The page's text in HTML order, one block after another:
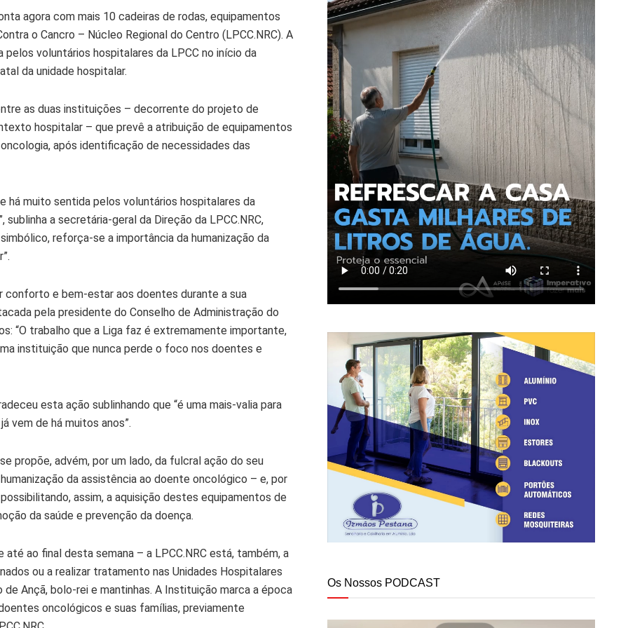
agora com mais 10 cadeiras de rodas, equipamentos
o Cancro – Núcleo Regional do Centro (LPCC.NRC). A
voluntários hospitalares da LPCC no início da
da unidade hospitalar.
as duas instituições – decorrente do projeto de
hospitalar – que prevê a atribuição de equipamentos
após identificação de necessidades das
há muito sentida pelos voluntários hospitalares da
a secretária-geral da Direção da LPCC.NRC,
reforça-se a importância da humanização da
conforto e bem-estar aos doentes durante a sua
pela presidente do Conselho de Administração do
“O trabalho que a Liga faz é extremamente importante,
instituição que nunca perde o foco nos doentes e
esta ação sublinhando que “é uma mais-valia para
vem de há muitos anos”.
propõe, advém, por um lado, da fulcral ação do seu
da assistência ao doente oncológico – e, por
assim, a aquisição destes equipamentos de
da saúde e prevenção da doença.
ao final desta semana – a LPCC.NRC está, também, a
ou a realizar tratamento nas Unidades Hospitalares
Ançã, bolo-rei e mantinhas. A Instituição marca a época
oncológicos e suas famílias, previamente
Os Nossos PODCAST